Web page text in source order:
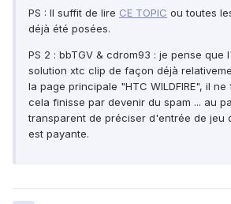
PS : Il suffit de lire CE TOPIC ou toutes
déjà été posées.
PS 2 : bbTGV & cdrom93 : je pense que
solution xtc clip de façon déjà
la page principale "HTC WILDFIRE", il
cela finisse par devenir du spam ... au
transparent de préciser d'entrée de jeu
est payante.